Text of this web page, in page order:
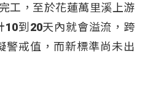
工，至於花蓮萬里溪上游
10到20天內就會溢流，跨
警戒值，而新標準尚未出